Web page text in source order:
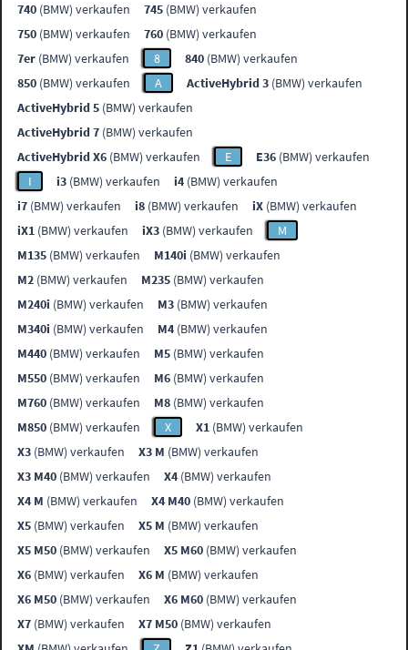
740 (BMW) verkaufen 745 (BMW) verkaufen
750 (BMW) verkaufen 760 (BMW) verkaufen
7er (BMW) verkaufen 8 840 (BMW) verkaufen
850 (BMW) verkaufen A ActiveHybrid 3 (BMW) verkaufen
ActiveHybrid 5 (BMW) verkaufen
ActiveHybrid 7 (BMW) verkaufen
ActiveHybrid X6 (BMW) verkaufen E E36 (BMW) verkaufen
I
i3 (BMW) verkaufen i4 (BMW) verkaufen
i7 (BMW) verkaufen i8 (BMW) verkaufen iX (BMW) verkaufen
iX1 (BMW) verkaufen iX3 (BMW) verkaufen
M
M135 (BMW) verkaufen M140i (BMW) verkaufen
M2 (BMW) verkaufen M235 (BMW) verkaufen
M240i (BMW) verkaufen M3 (BMW) verkaufen
M340i (BMW) verkaufen M4 (BMW) verkaufen
M440 (BMW) verkaufen M5 (BMW) verkaufen
M550 (BMW) verkaufen M6 (BMW) verkaufen
M760 (BMW) verkaufen M8 (BMW) verkaufen
M850 (BMW) verkaufen X X1 (BMW) verkaufen
X3 (BMW) verkaufen X3 M (BMW) verkaufen
X3 M40 (BMW) verkaufen X4 (BMW) verkaufen
X4 M (BMW) verkaufen X4 M40 (BMW) verkaufen
X5 (BMW) verkaufen X5 M (BMW) verkaufen
X5 M50 (BMW) verkaufen X5 M60 (BMW) verkaufen
X6 (BMW) verkaufen X6 M (BMW) verkaufen
X6 M50 (BMW) verkaufen X6 M60 (BMW) verkaufen
X7 (BMW) verkaufen X7 M50 (BMW) verkaufen